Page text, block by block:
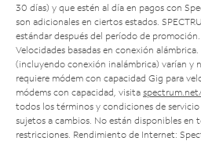
30 días) y que estén al día en pagos con
son adicionales en ciertos estados.
estándar después del período de
Velocidades basadas en conexión alámbrica.
(incluyendo conexión inalámbrica) varían y
requiere módem con capacidad Gig para
módems con capacidad, visita
todos los términos y condiciones de
sujetos a cambios. No están disponibles en
restricciones. Rendimiento de Internet: